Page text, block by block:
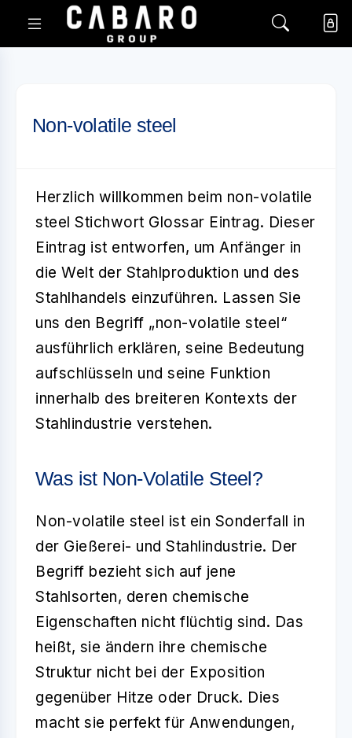
Non-volatile steel
Herzlich willkommen beim non-volatile
steel Stichwort Glossar Eintrag. Dieser
Eintrag ist entworfen, um Anfänger in
die Welt der Stahlproduktion und des
Stahlhandels einzuführen. Lassen Sie
uns den Begriff „non-volatile steel“
ausführlich erklären, seine Bedeutung
aufschlüsseln und seine Funktion
innerhalb des breiteren Kontexts der
Stahlindustrie verstehen.
Was ist Non-Volatile Steel?
Non-volatile steel ist ein Sonderfall in
der Gießerei- und Stahlindustrie. Der
Begriff bezieht sich auf jene
Stahlsorten, deren chemische
Eigenschaften nicht flüchtig sind. Das
heißt, sie ändern ihre chemische
Struktur nicht bei der Exposition
gegenüber Hitze oder Druck. Dies
macht sie perfekt für Anwendungen,